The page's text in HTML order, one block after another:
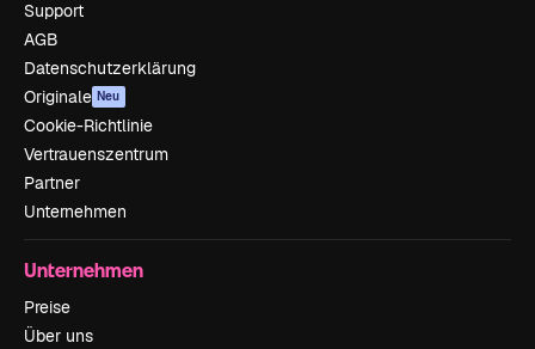
Support
AGB
Datenschutzerklärung
Originale Neu
Cookie-Richtlinie
Vertrauenszentrum
Partner
Unternehmen
Unternehmen
Preise
Über uns